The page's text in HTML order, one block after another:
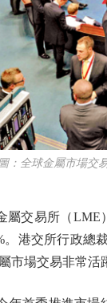
全球金屬市場交易
易所（LME
。港交所行政
市場交易非常活